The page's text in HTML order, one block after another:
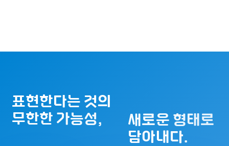
표현한다는 것의
무한한 가능성,
새로운 형태로
담아내다.